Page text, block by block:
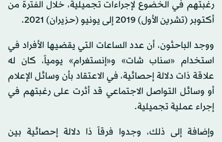
رغبتهم في الخضوع لإجراءات تجميلية، خلال الفترة من
أكتوبر (تشرين الأول) 2019 إلى يونيو (حزيران) 2021.
ووجد الباحثون، أن عدد الساعات التي يقضيها الأفراد في
استخدام «سناب شات» و«إنستغرام» يومياً، كان له
علاقة ذات دلالة إحصائية، في الاعتقاد بأن وسائل الإعلام
أو وسائل التواصل الاجتماعي قد أثرت على رغبتهم في
إجراء عملية تجميلية.
وإضافة إلى ذلك، وجدوا فرقاً ذا دلالة إحصائية بين